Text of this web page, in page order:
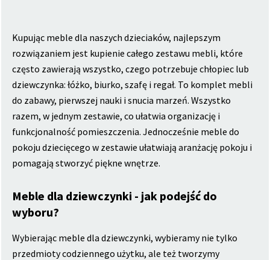
Kupując meble dla naszych dzieciaków, najlepszym
rozwiązaniem jest kupienie całego zestawu mebli, które
często zawierają wszystko, czego potrzebuje chłopiec lub
dziewczynka: łóżko, biurko, szafę i regał. To komplet mebli
do zabawy, pierwszej nauki i snucia marzeń. Wszystko
razem, w jednym zestawie, co ułatwia organizację i
funkcjonalność pomieszczenia. Jednocześnie meble do
pokoju dziecięcego w zestawie ułatwiają aranżację pokoju i
pomagają stworzyć piękne wnętrze.
Meble dla dziewczynki - jak podejść do
wyboru?
Wybierając meble dla dziewczynki, wybieramy nie tylko
przedmioty codziennego użytku, ale też tworzymy